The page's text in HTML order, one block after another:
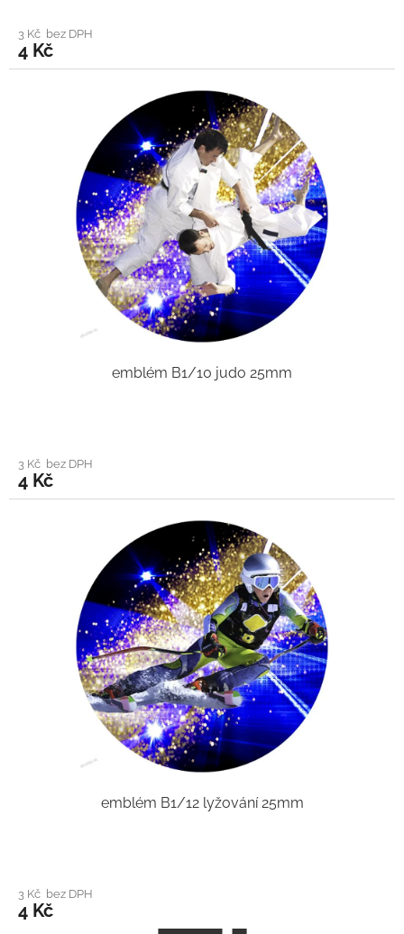
3 Kč bez DPH
4 Kč
emblém B1/10 judo 25mm
3 Kč bez DPH
4 Kč
emblém B1/12 lyžování 25mm
3 Kč bez DPH
4 Kč